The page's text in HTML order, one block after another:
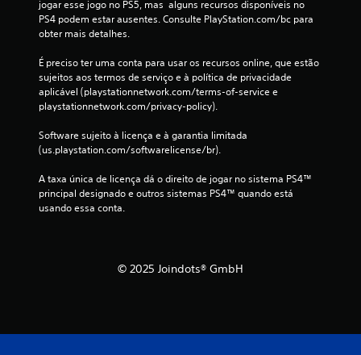
s
jogar esse jogo no PS5, mas  alguns recursos disponíveis no
PS4 podem estar ausentes. Consulte PlayStation.com/bc para
obter mais detalhes.
É preciso ter uma conta para usar os recursos online, que estão
sujeitos aos termos de serviço e à política de privacidade
aplicável (playstationnetwork.com/terms-of-service e
playstationnetwork.com/privacy-policy).
Software sujeito à licença e à garantia limitada
(us.playstation.com/softwarelicense/br).
A taxa única de licença dá o direito de jogar no sistema PS4™
principal designado e outros sistemas PS4™ quando está
usando essa conta.
© 2025 Joindots® GmbH